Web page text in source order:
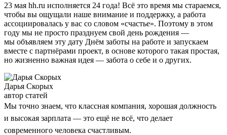
23 мая hh.ru исполняется 24 года! Всё это время мы стараемся,
чтобы вы ощущали наше внимание и поддержку, а работа
ассоциировалась у вас со словом «счастье». Поэтому в этом
году мы не просто празднуем свой день рождения —
мы объявляем эту дату Днём заботы на работе и запускаем
вместе с партнёрами проект, в основе которого такая простая,
но жизненно важная идея — забота о себе и о других.
Дарья Скорых
автор статей
Мы точно знаем, что классная компания, хорошая должность
и высокая зарплата — это ещё не всё, что делает
современного человека счастливым.